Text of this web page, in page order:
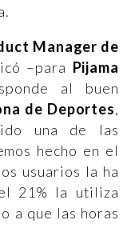
Manager de
–para Pijama
al buen
de Deportes,
una de las
hecho en el
usuarios la ha
21% la utiliza
a que las horas